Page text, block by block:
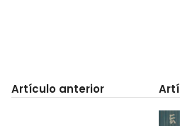
Artículo anterior